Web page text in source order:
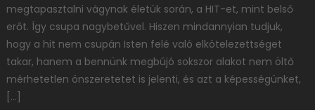
megtapasztalni vágynak életük során, a HIT-et, mint belső
erőt. Így csupa nagybetűvel. Hiszen mindannyian tudjuk,
hogy a hit nem csupán Isten felé való elkötelezettséget
takar, hanem a bennünk megbújó sokszor alakot nem öltő
mérhetetlen önszeretetet is jelenti, és azt a képességünket,
[…]